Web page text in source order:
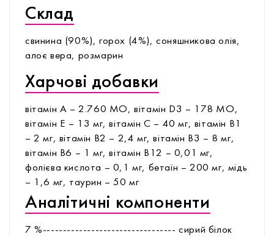
Склад
свинина (90%), горох (4%), соняшникова олія,
алоє вера, розмарин
Харчові добавки
вітамін А – 2.760 МО, вітамін D3 – 178 МО,
вітамін Е – 13 мг, вітамін С – 40 мг, вітамін В1
– 2 мг, вітамін В2 – 2,4 мг, вітамін В3 – 8 мг,
вітамін В6 – 1 мг, вітамін В12 – 0,01 мг,
фолієва кислота – 0,1 мг, бетаїн – 200 мг, мідь
– 1,6 мг, таурин – 50 мг
Аналітичні компоненти
7 %--------------------------------- сирий білок